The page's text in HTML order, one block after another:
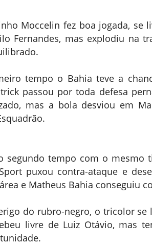
Moccelin fez boa jogada, se
Fernandes, mas explodiu na
tempo o Bahia teve a
passou por toda defesa
mas a bola desviou em
segundo tempo com o
puxou contra-ataque e
e Matheus Bahia conseguiu
do rubro-negro, o tricolor
livre de Luiz Otávio, mas